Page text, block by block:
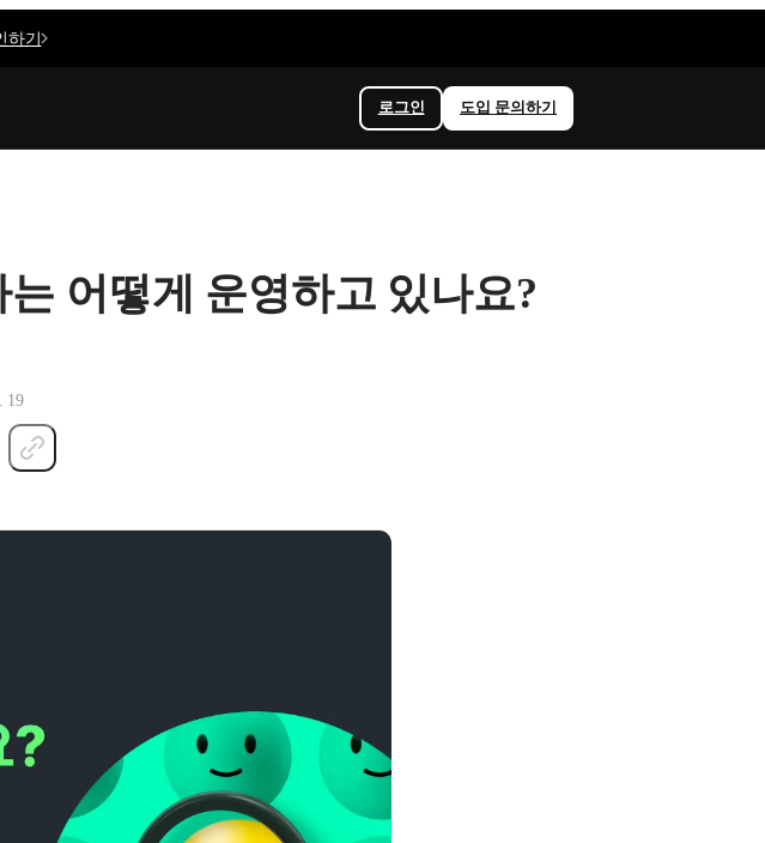
하기
로그인 도입 문의하기
어떻게 운영하고 있나요?
19